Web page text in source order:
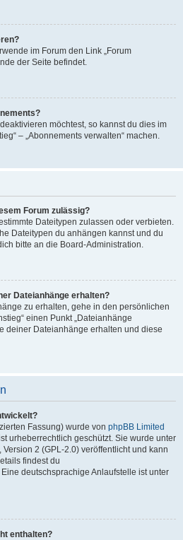
im Forum den Link „Forum
der Seite befindet.
möchtest, so kannst du dies im
– „Abonnements verwalten“ machen.
Forum zulässig?
Dateitypen zulassen oder verbieten.
Dateitypen du anhängen kannst und du
bitte an die Board-Administration.
Dateianhänge erhalten?
zu erhalten, gehe in den persönlichen
einen Punkt „Dateianhänge
deiner Dateianhänge erhalten und diese
Fassung) wurde von phpBB Limited
urheberrechtlich geschützt. Sie wurde unter
2 (GPL-2.0) veröffentlicht und kann
findest du
Eine deutschsprachige Anlaufstelle ist unter
enthalten?